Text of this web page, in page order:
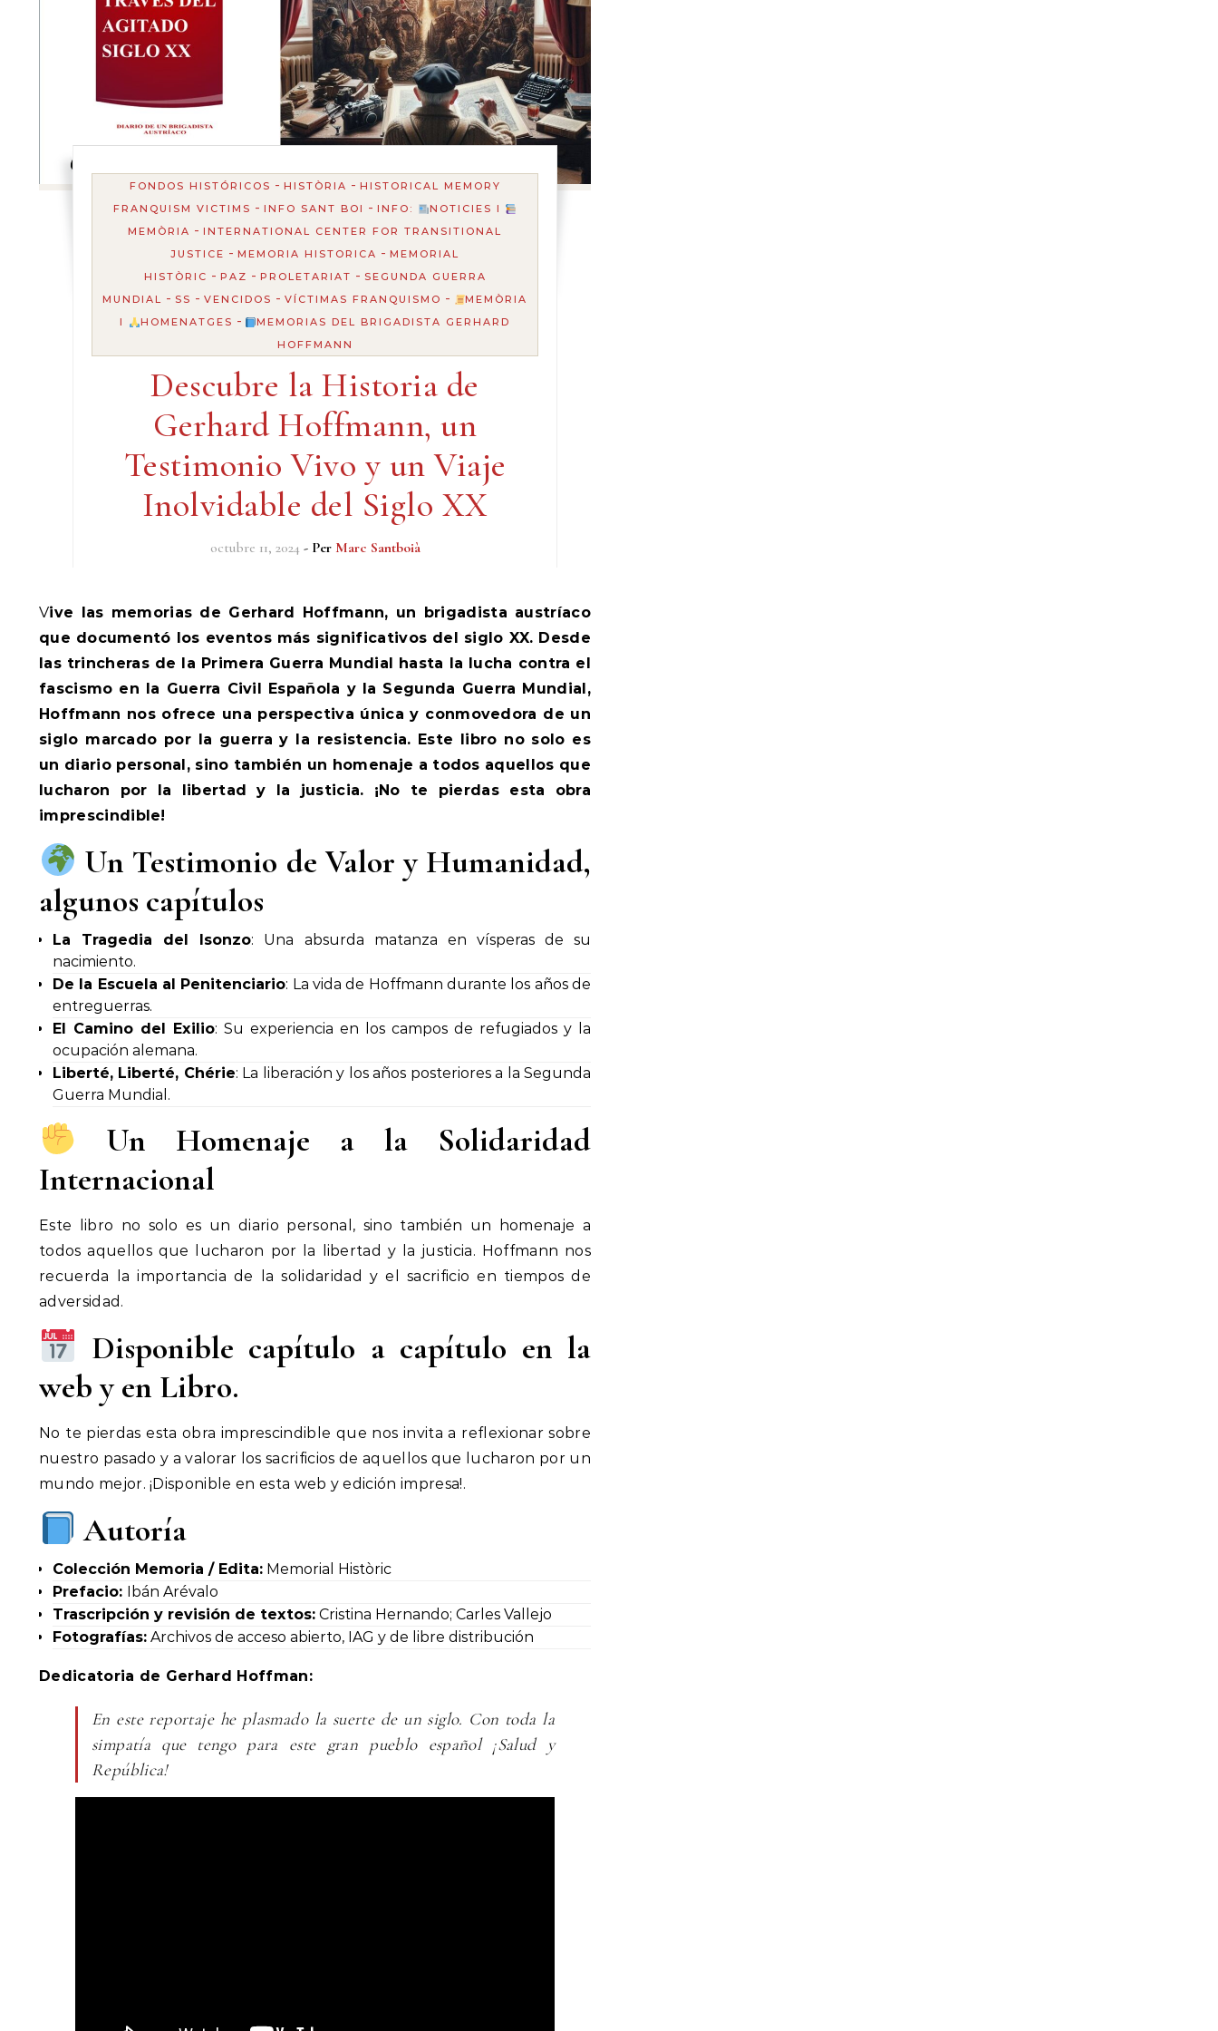
FONDOS HISTÓRICOS - HISTÒRIA - HISTORICAL MEMORY
FRANQUISM VICTIMS - INFO SANT BOI - INFO:
NOTICIES I
MEMÒRIA - INTERNATIONAL CENTER FOR TRANSITIONAL
JUSTICE - MEMORIA HISTORICA - MEMORIAL
HISTÒRIC - PAZ - PROLETARIAT - SEGUNDA GUERRA
MUNDIAL - SS - VENCIDOS - VÍCTIMAS FRANQUISMO -
MEMÒRIA
I
HOMENATGES -
MEMORIAS DEL BRIGADISTA GERHARD
HOFFMANN
Descubre la Historia de
Gerhard Hoffmann, un
Testimonio Vivo y un Viaje
Inolvidable del Siglo XX
octubre 11, 2024 - Per Marc Santboià
Vive las memorias de Gerhard Hoffmann, un brigadista austríaco
que documentó los eventos más significativos del siglo XX. Desde
las trincheras de la Primera Guerra Mundial hasta la lucha contra el
fascismo en la Guerra Civil Española y la Segunda Guerra Mundial,
Hoffmann nos ofrece una perspectiva única y conmovedora de un
siglo marcado por la guerra y la resistencia. Este libro no solo es
un diario personal, sino también un homenaje a todos aquellos que
lucharon por la libertad y la justicia. ¡No te pierdas esta obra
imprescindible!
Un Testimonio de Valor y Humanidad,
algunos capítulos
La Tragedia del Isonzo: Una absurda matanza en vísperas de su
nacimiento.
De la Escuela al Penitenciario: La vida de Hoffmann durante los años de
entreguerras.
El Camino del Exilio: Su experiencia en los campos de refugiados y la
ocupación alemana.
Liberté, Liberté, Chérie: La liberación y los años posteriores a la Segunda
Guerra Mundial.
Un Homenaje a la Solidaridad
Internacional
Este libro no solo es un diario personal, sino también un homenaje a
todos aquellos que lucharon por la libertad y la justicia. Hoffmann nos
recuerda la importancia de la solidaridad y el sacrificio en tiempos de
adversidad.
Disponible capítulo a capítulo en la
web y en Libro.
No te pierdas esta obra imprescindible que nos invita a reflexionar sobre
nuestro pasado y a valorar los sacrificios de aquellos que lucharon por un
mundo mejor. ¡Disponible en esta web y edición impresa!.
Autoría
Colección Memoria / Edita: Memorial Històric
Prefacio:
Ibán Arévalo
Trascripción y revisión de textos: Cristina Hernando; Carles Vallejo
Fotografías: Archivos de acceso abierto, IAG y de libre distribución
Dedicatoria de Gerhard Hoffman:
En este reportaje he plasmado la suerte de un siglo. Con toda la
simpatía que tengo para este gran pueblo español ¡Salud y
República!